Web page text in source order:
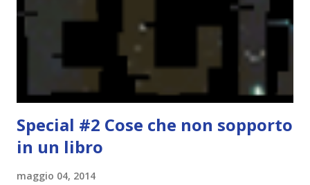
causa per il mio calo di letture. Comunque, ogni mese -
nessun giorno fisso, però - pubblicherò questo post.
Spero che la rubrica sia di vostro gradimento. GENNAIO
TBR+OBIETTIVI Questa è la mia tbr del mese...
Special #2 Cose che non sopporto
in un libro
maggio 04, 2014